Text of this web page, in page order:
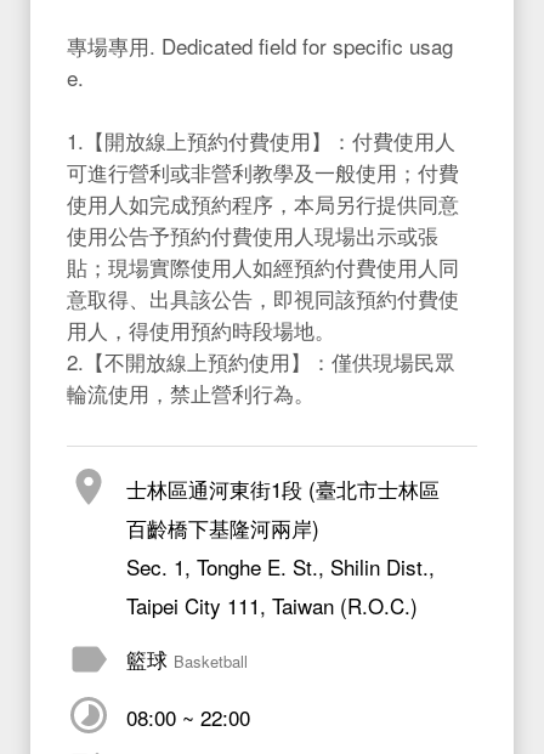
專場專用. Dedicated field for specific usag
e.
1.【開放線上預約付費使用】：付費使用人
可進行營利或非營利教學及一般使用；付費
使用人如完成預約程序，本局另行提供同意
使用公告予預約付費使用人現場出示或張
貼；現場實際使用人如經預約付費使用人同
意取得、出具該公告，即視同該預約付費使
用人，得使用預約時段場地。
2.【不開放線上預約使用】：僅供現場民眾
輪流使用，禁止營利行為。
士林區通河東街1段 (臺北市士林區
百齡橋下基隆河兩岸)
Sec. 1, Tonghe E. St., Shilin Dist.,
Taipei City 111, Taiwan (R.O.C.)
籃球 Basketball
08:00 ~ 22:00